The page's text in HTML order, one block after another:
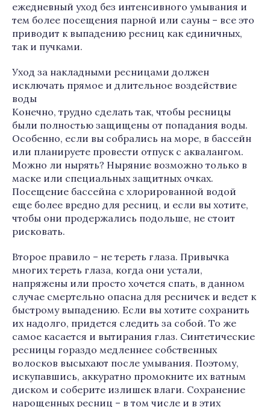
ежедневный уход без интенсивного умывания и
тем более посещения парной или сауны – все это
приводит к выпадению ресниц как единичных,
так и пучками.
Уход за накладными ресницами должен
исключать прямое и длительное воздействие
воды
Конечно, трудно сделать так, чтобы ресницы
были полностью защищены от попадания воды.
Особенно, если вы собрались на море, в бассейн
или планируете провести отпуск с аквалангом.
Можно ли нырять? Ныряние возможно только в
маске или специальных защитных очках.
Посещение бассейна с хлорированной водой
еще более вредно для ресниц, и если вы хотите,
чтобы они продержались подольше, не стоит
рисковать.
Второе правило – не тереть глаза. Привычка
многих тереть глаза, когда они устали,
напряжены или просто хочется спать, в данном
случае смертельно опасна для ресничек и ведет к
быстрому выпадению. Если вы хотите сохранить
их надолго, придется следить за собой. То же
самое касается и вытирания глаз. Синтетические
ресницы гораздо медленнее собственных
волосков высыхают после умывания. Поэтому,
искупавшись, аккуратно промокните их ватным
диском и соберите излишек влаги. Сохранение
нарощенных ресниц – в том числе и в этих